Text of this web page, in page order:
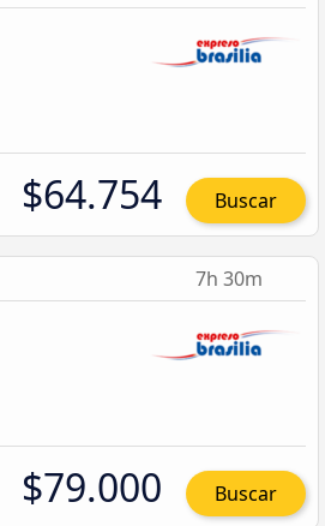
$64.754 Buscar
7h 30m
$79.000 Buscar